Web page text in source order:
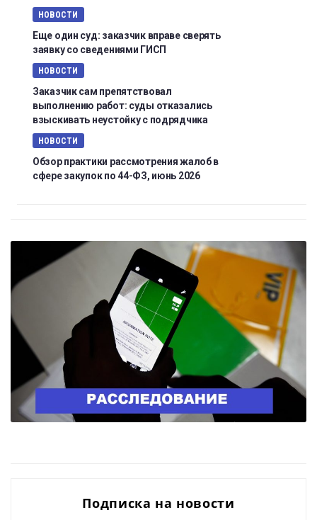
НОВОСТИ
Еще один суд: заказчик вправе сверять
заявку со сведениями ГИСП
НОВОСТИ
Заказчик сам препятствовал
выполнению работ: суды отказались
взыскивать неустойку с подрядчика
НОВОСТИ
Обзор практики рассмотрения жалоб в
сфере закупок по 44-ФЗ, июнь 2026
Подписка на новости